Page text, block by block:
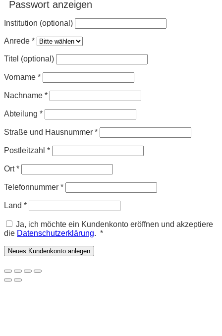
Passwort anzeigen
Institution (optional)
Anrede *
Titel (optional)
Vorname *
Nachname *
Abteilung *
Straße und Hausnummer *
Postleitzahl *
Ort*
Telefonnummer *
Land *
Ja, ich möchte ein Kundenkonto eröffnen und akzeptiere
die Datenschutzerklärung. *Erforderlich
Neues Kundenkonto anlegen